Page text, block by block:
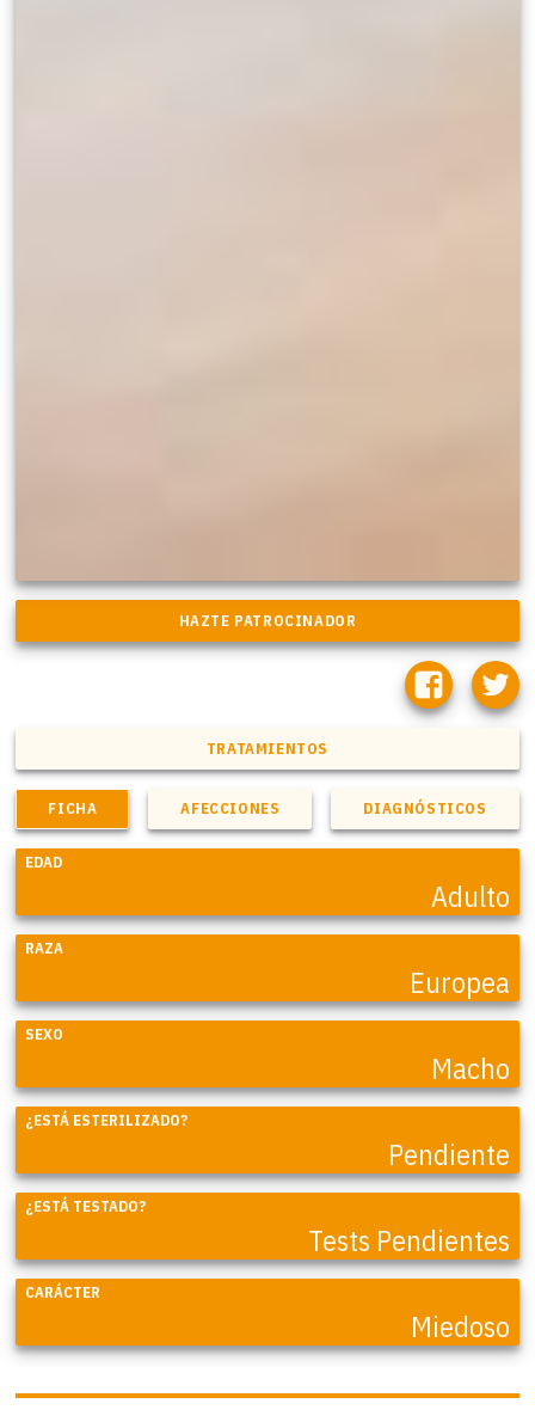
FICHA AFECCIONES DIAGNÓSTICOS
TRATAMIENTOS
EDAD
Adulto
RAZA
Europea
SEXO
Macho
¿ESTÁ ESTERILIZADO?
Pendiente
¿ESTÁ TESTADO?
Tests Pendientes
CARÁCTER
Miedoso